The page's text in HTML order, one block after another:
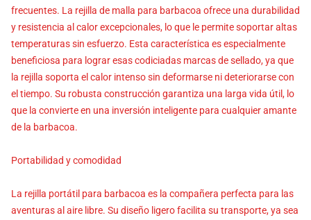
frecuentes. La rejilla de malla para barbacoa ofrece una durabilidad
y resistencia al calor excepcionales, lo que le permite soportar altas
temperaturas sin esfuerzo. Esta característica es especialmente
beneficiosa para lograr esas codiciadas marcas de sellado, ya que
la rejilla soporta el calor intenso sin deformarse ni deteriorarse con
el tiempo. Su robusta construcción garantiza una larga vida útil, lo
que la convierte en una inversión inteligente para cualquier amante
de la barbacoa.
Portabilidad y comodidad
La rejilla portátil para barbacoa es la compañera perfecta para las
aventuras al aire libre. Su diseño ligero facilita su transporte, ya sea